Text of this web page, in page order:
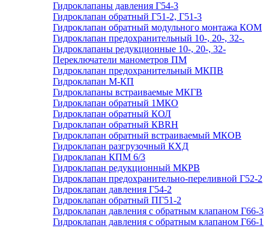
Гидроклапаны давления Г54-3
Гидроклапан обратный Г51-2, Г51-3
Гидроклапан обратный модульного монтажа КОМ
Гидроклапан предохранительный 10-, 20-, 32-.
Гидроклапаны редукционные 10-, 20-, 32-
Переключатели манометров ПМ
Гидроклапан предохранительный МКПВ
Гидроклапан М-КП
Гидроклапаны встраиваемые МКГВ
Гидроклапан обратный 1МКО
Гидроклапан обратный КОЛ
Гидроклапан обратный КВRН
Гидроклапан обратный встраиваемый МКОВ
Гидроклапан разгрузочный КХД
Гидроклапан КПМ 6/3
Гидроклапан редукционный МКРВ
Гидроклапан предохранительно-переливной Г52-2
Гидроклапан давления Г54-2
Гидроклапан обратный ПГ51-2
Гидроклапан давления с обратным клапаном Г66-3
Гидроклапан давления с обратным клапаном Г66-1